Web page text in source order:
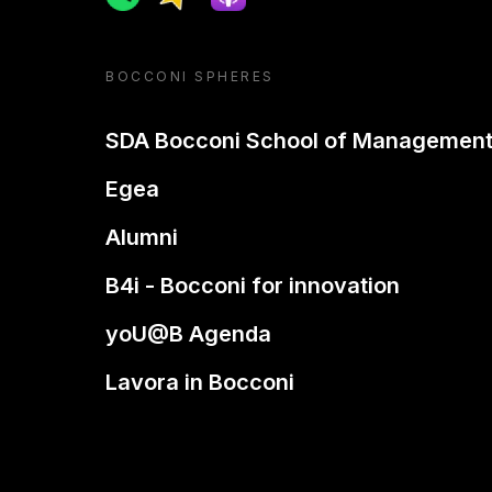
BOCCONI SPHERES
SDA Bocconi School of Management
Egea
Alumni
B4i - Bocconi for innovation
yoU@B Agenda
Lavora in Bocconi